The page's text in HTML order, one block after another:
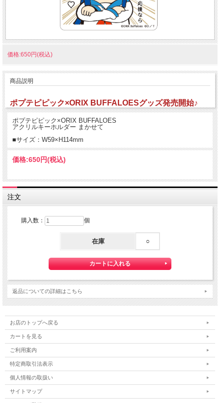
価格:650円(税込)
商品説明
ポプテピピック×ORIX BUFFALOESグッズ発売開始♪
ポプテピピック×ORIX BUFFALOES
アクリルキーホルダー まかせて
■サイズ：W59×H114mm
価格:650円(税込)
注文
購入数： 個
在庫 ○
返品についての詳細はこちら
お店のトップへ戻る
カートを見る
ご利用案内
特定商取引法表示
個人情報の取扱い
サイトマップ